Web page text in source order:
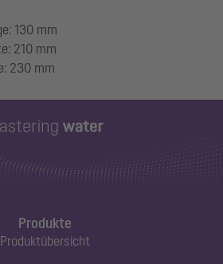
130 mm
210 mm
Produkte
Produktübersicht